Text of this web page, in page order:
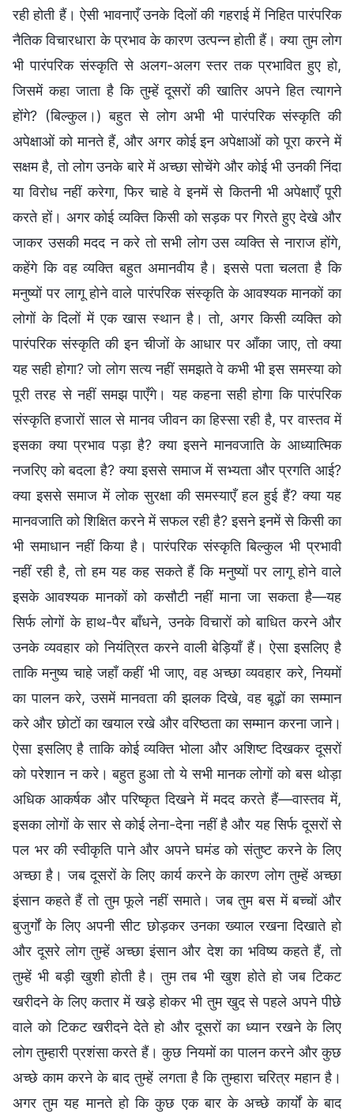
रही होती हैं। ऐसी भावनाएँ उनके दिलों की गहराई में निहित पारंपरिक
नैतिक विचारधारा के प्रभाव के कारण उत्पन्न होती हैं। क्या तुम लोग
भी पारंपरिक संस्कृति से अलग-अलग स्तर तक प्रभावित हुए हो,
जिसमें कहा जाता है कि तुम्हें दूसरों की खातिर अपने हित त्यागने
होंगे? (बिल्कुल।) बहुत से लोग अभी भी पारंपरिक संस्कृति की
अपेक्षाओं को मानते हैं, और अगर कोई इन अपेक्षाओं को पूरा करने में
सक्षम है, तो लोग उनके बारे में अच्छा सोचेंगे और कोई भी उनकी निंदा
या विरोध नहीं करेगा, फिर चाहे वे इनमें से कितनी भी अपेक्षाएँ पूरी
करते हों। अगर कोई व्यक्ति किसी को सड़क पर गिरते हुए देखे और
जाकर उसकी मदद न करे तो सभी लोग उस व्यक्ति से नाराज होंगे,
कहेंगे कि वह व्यक्ति बहुत अमानवीय है। इससे पता चलता है कि
मनुष्यों पर लागू होने वाले पारंपरिक संस्कृति के आवश्यक मानकों का
लोगों के दिलों में एक खास स्थान है। तो, अगर किसी व्यक्ति को
पारंपरिक संस्कृति की इन चीजों के आधार पर आँका जाए, तो क्या
यह सही होगा? जो लोग सत्य नहीं समझते वे कभी भी इस समस्या को
पूरी तरह से नहीं समझ पाएँगे। यह कहना सही होगा कि पारंपरिक
संस्कृति हजारों साल से मानव जीवन का हिस्सा रही है, पर वास्तव में
इसका क्या प्रभाव पड़ा है? क्या इसने मानवजाति के आध्यात्मिक
नजरिए को बदला है? क्या इससे समाज में सभ्यता और प्रगति आई?
क्या इससे समाज में लोक सुरक्षा की समस्याएँ हल हुई हैं? क्या यह
मानवजाति को शिक्षित करने में सफल रही है? इसने इनमें से किसी का
भी समाधान नहीं किया है। पारंपरिक संस्कृति बिल्कुल भी प्रभावी
नहीं रही है, तो हम यह कह सकते हैं कि मनुष्यों पर लागू होने वाले
इसके आवश्यक मानकों को कसौटी नहीं माना जा सकता है—यह
सिर्फ लोगों के हाथ-पैर बाँधने, उनके विचारों को बाधित करने और
उनके व्यवहार को नियंत्रित करने वाली बेड़ियाँ हैं। ऐसा इसलिए है
ताकि मनुष्य चाहे जहाँ कहीं भी जाए, वह अच्छा व्यवहार करे, नियमों
का पालन करे, उसमें मानवता की झलक दिखे, वह बूढ़ों का सम्मान
करे और छोटों का खयाल रखे और वरिष्ठता का सम्मान करना जाने।
ऐसा इसलिए है ताकि कोई व्यक्ति भोला और अशिष्ट दिखकर दूसरों
को परेशान न करे। बहुत हुआ तो ये सभी मानक लोगों को बस थोड़ा
अधिक आकर्षक और परिष्कृत दिखने में मदद करते हैं—वास्तव में,
इसका लोगों के सार से कोई लेना-देना नहीं है और यह सिर्फ दूसरों से
पल भर की स्वीकृति पाने और अपने घमंड को संतुष्ट करने के लिए
अच्छा है। जब दूसरों के लिए कार्य करने के कारण लोग तुम्हें अच्छा
इंसान कहते हैं तो तुम फूले नहीं समाते। जब तुम बस में बच्चों और
बुजुर्गों के लिए अपनी सीट छोड़कर उनका ख्याल रखना दिखाते हो
और दूसरे लोग तुम्हें अच्छा इंसान और देश का भविष्य कहते हैं, तो
तुम्हें भी बड़ी खुशी होती है। तुम तब भी खुश होते हो जब टिकट
खरीदने के लिए कतार में खड़े होकर भी तुम खुद से पहले अपने पीछे
वाले को टिकट खरीदने देते हो और दूसरों का ध्यान रखने के लिए
लोग तुम्हारी प्रशंसा करते हैं। कुछ नियमों का पालन करने और कुछ
अच्छे काम करने के बाद तुम्हें लगता है कि तुम्हारा चरित्र महान है।
अगर तुम यह मानते हो कि कुछ एक बार के अच्छे कार्यों के बाद